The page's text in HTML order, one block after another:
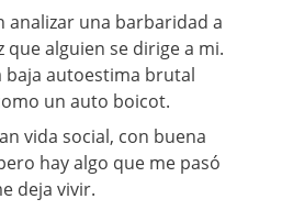
analizar una barbaridad a
que alguien se dirige a mi.
baja autoestima brutal
un auto boicot.
vida social, con buena
hay algo que me pasó
deja vivir.